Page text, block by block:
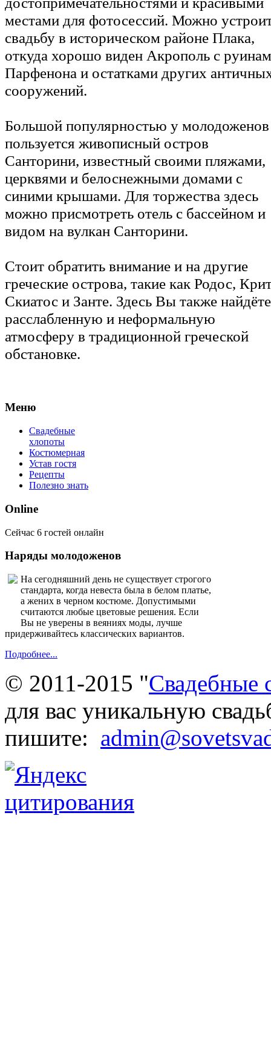
местами для фотосессий. Можно
свадьбу в историческом районе Плака,
откуда хорошо виден Акрополь с
Парфенона и остатками других
сооружений.
Большой популярностью у молодоженов
пользуется живописный остров
Санторини, известный своими пляжами,
церквями и белоснежными домами с
синими крышами. Для торжества здесь
можно присмотреть отель с бассейном и
видом на вулкан Санторини.
Стоит обратить внимание и на другие
греческие острова, такие как Родос,
Скиатос и Занте. Здесь Вы также найдёте
расслабленную и неформальную
атмосферу в традиционной греческой
обстановке.
Меню
Свадебные
хлопоты
Костюмерная
Устав гостя
Рецепты
Полезно знать
Online
Сейчас 6 гостей онлайн
Наряды молодоженов
На сегодняшний день не существует строгого
стандарта, когда невеста была в белом платье,
а жених в черном костюме. Допустимыми
считаются любые цветовые решения. Если
Вы не уверены в веяниях моды, лучше
придерживайтесь классических вариантов.
Подробнее...
© 2011-2015 "Свадебные
для вас уникальную
пишите: